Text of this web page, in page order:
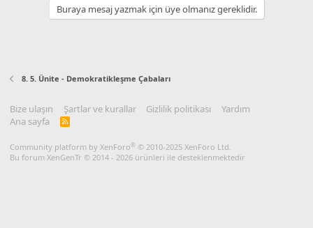
Buraya mesaj yazmak için üye olmanız gereklidir.
8. 5. Ünite - Demokratikleşme Çabaları
Bize ulaşın Şartlar ve kurallar Gizlilik politikası
Yardım
Ana sayfa
R
Community platform by XenForo® © 2010-2025 XenForo Ltd.
Bu forum XenGenTr © 2014 - 2026 ürünleri ile desteklenmektedir